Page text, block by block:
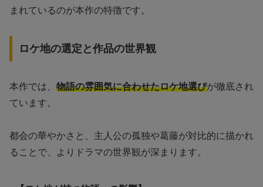
まれているのが本作の特徴です。
ロケ地の選定と作品の世界観
本作では、 物語の雰囲気に合わせたロケ地選びが徹底され
ています。
都会の華やかさと、主人公の孤独や葛藤が対比的に描かれ
ることで、よりドラマの世界観が深まります。